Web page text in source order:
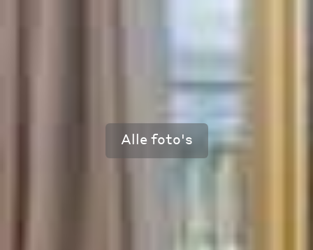
Alle foto's